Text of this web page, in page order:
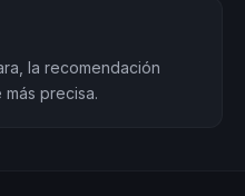
la recomendación
precisa.